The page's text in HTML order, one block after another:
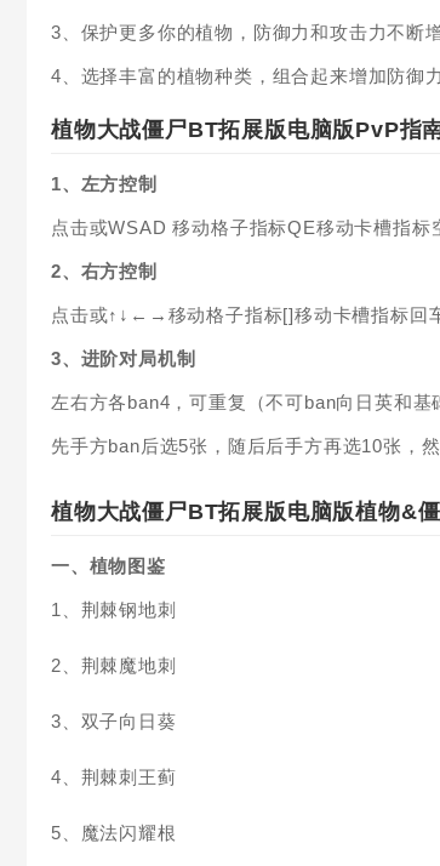
3、保护更多你的植物，防御力和攻击力不断
4、选择丰富的植物种类，组合起来增加防御
植物大战僵尸BT拓展版电脑版PvP指
1、左方控制
点击或WSAD 移动格子指标QE移动卡槽指标
2、右方控制
点击或↑↓←→移动格子指标[]移动卡槽指标回
3、进阶对局机制
左右方各ban4，可重复（不可ban向日英和基
先手方ban后选5张，随后后手方再选10张，
植物大战僵尸BT拓展版电脑版植物&
一、植物图鉴
1、荆棘钢地刺
2、荆棘魔地刺
3、双子向日葵
4、荆棘刺王蓟
5、魔法闪耀根